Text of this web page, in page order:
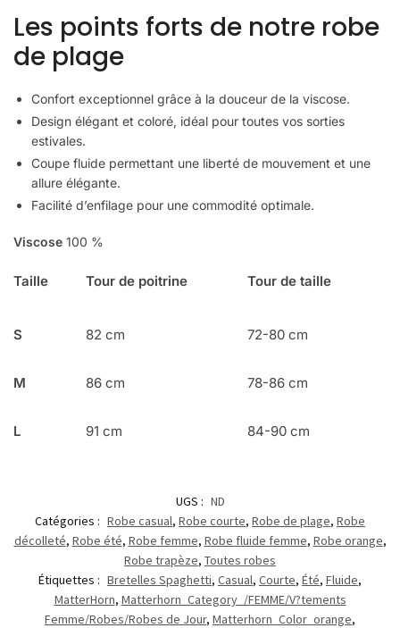
Les points forts de notre robe
de plage
Confort exceptionnel grâce à la douceur de la viscose.
Design élégant et coloré, idéal pour toutes vos sorties
estivales.
Coupe fluide permettant une liberté de mouvement et une
allure élégante.
Facilité d’enfilage pour une commodité optimale.
Viscose 100 %
Taille Tour de poitrine Tour de taille
S 82 cm 72-80 cm
M 86 cm 78-86 cm
L 91 cm 84-90 cm
UGS : ND
Catégories : Robe casual, Robe courte, Robe de plage, Robe
décolleté, Robe été, Robe femme, Robe fluide femme, Robe orange,
Robe trapèze, Toutes robes
Étiquettes : Bretelles Spaghetti, Casual, Courte, Été, Fluide,
MatterHorn, Matterhorn_Category_/FEMME/V?tements
Femme/Robes/Robes de Jour, Matterhorn_Color_orange,